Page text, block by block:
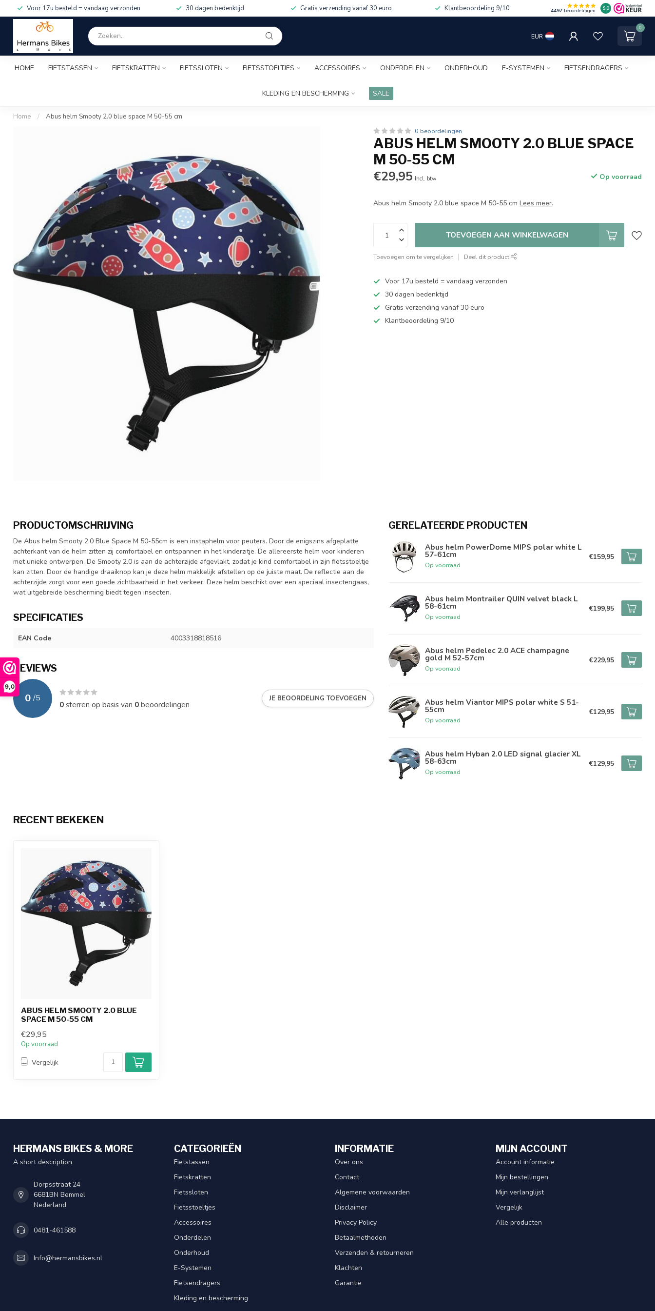
9,0
Voor 17u besteld = vandaag verzonden 30 dagen bedenktijd Gratis verzending vanaf 30 euro Klantbeoordeling 9/10 4497beoordelingen 9.0
EUR
0
HOME FIETSTASSEN FIETSKRATTEN FIETSSLOTEN FIETSSTOELTJES ACCESSOIRES ONDERDELEN ONDERHOUD E-SYSTEMEN FIETSENDRAGERS
KLEDING EN BESCHERMING SALE
Home / Abus helm Smooty 2.0 blue space M 50-55 cm
0 beoordelingen
ABUS HELM SMOOTY 2.0 BLUE SPACE
M 50-55 CM
€29,95 Incl. btw Op voorraad
Abus helm Smooty 2.0 blue space M 50-55 cmLees meer.
TOEVOEGEN AAN WINKELWAGEN
Toevoegen om te vergelijken Deel dit product
Voor 17u besteld = vandaag verzonden
30 dagen bedenktijd
Gratis verzending vanaf 30 euro
Klantbeoordeling 9/10
PRODUCTOMSCHRIJVING
De Abus helm Smooty 2.0 Blue Space M 50-55cm is een instaphelm voor peuters. Door de enigszins afgeplatte
achterkant van de helm zitten zij comfortabel en ontspannen in het kinderzitje. De allereerste helm voor kinderen
met unieke ontwerpen. De Smooty 2.0 is aan de achterzijde afgevlakt, zodat je kind comfortabel in zijn fietsstoeltje
kan zitten. Door de handige draaiknop kan je deze helm makkelijk afstellen op de juiste maat. De reflectie aan de
achterzijde zorgt voor een goede zichtbaarheid in het verkeer. Deze helm beschikt over een speciaal insectengaas,
wat uitgebreide bescherming biedt tegen insecten.
SPECIFICATIES
EAN Code 4003318818516
REVIEWS
0 /5
0sterren op basis van 0beoordelingen
JE BEOORDELING TOEVOEGEN
GERELATEERDE PRODUCTEN
Abus helm PowerDome MIPS polar white L
57-61cm
Op voorraad
€159,95
Abus helm Montrailer QUIN velvet black L
58-61cm
Op voorraad
€199,95
Abus helm Pedelec 2.0 ACE champagne
gold M 52-57cm
Op voorraad
€229,95
Abus helm Viantor MIPS polar white S 51-
55cm
Op voorraad
€129,95
Abus helm Hyban 2.0 LED signal glacier XL
58-63cm
Op voorraad
€129,95
RECENT BEKEKEN
ABUS HELM SMOOTY 2.0 BLUE
SPACE M 50-55 CM
€29,95
Op voorraad
Vergelijk
HERMANS BIKES & MORE
A short description
Dorpsstraat 24
6681BN Bemmel
Nederland
0481-461588
Info@hermansbikes.nl
CATEGORIEËN
Fietstassen
Fietskratten
Fietssloten
Fietsstoeltjes
Accessoires
Onderdelen
Onderhoud
E-Systemen
Fietsendragers
Kleding en bescherming
INFORMATIE
Over ons
Contact
Algemene voorwaarden
Disclaimer
Privacy Policy
Betaalmethoden
Verzenden & retourneren
Klachten
Garantie
MIJN ACCOUNT
Account informatie
Mijn bestellingen
Mijn verlanglijst
Vergelijk
Alle producten